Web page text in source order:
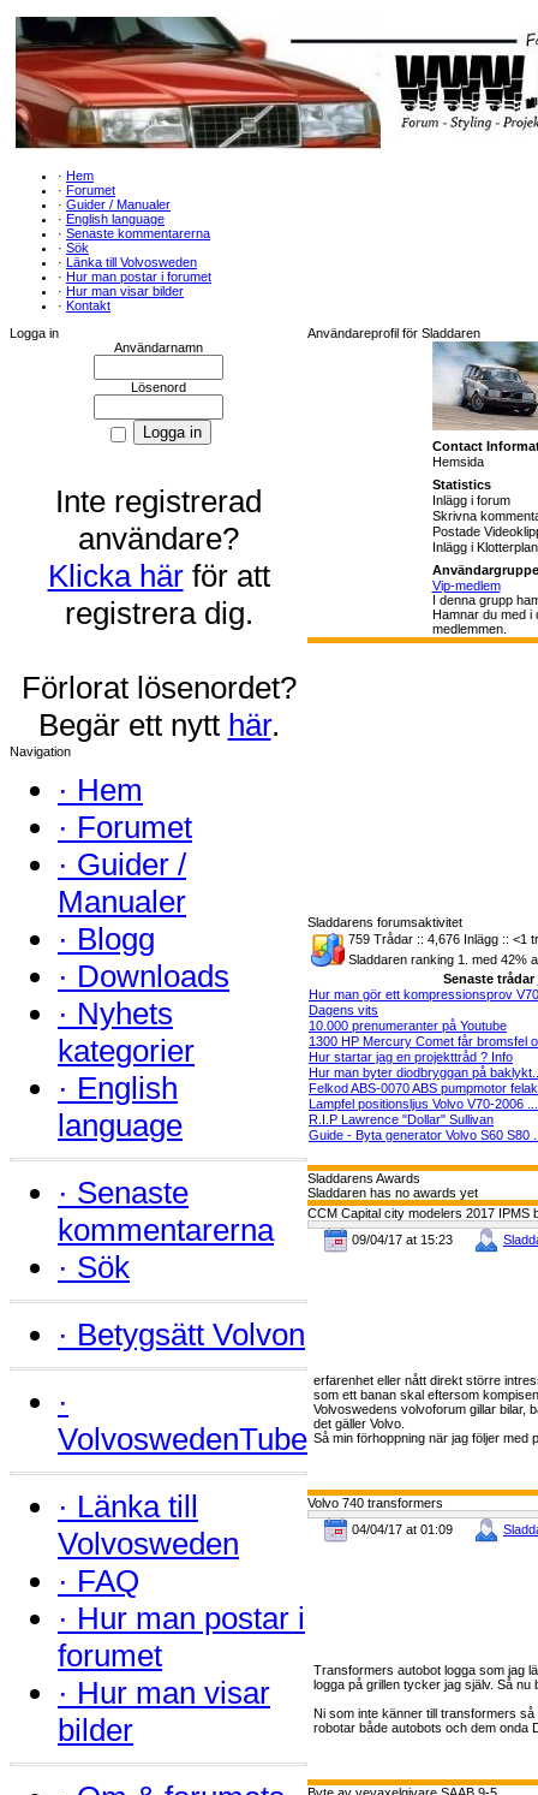
· Hem
· Forumet
· Guider / Manualer
· English language
· Senaste kommentarerna
· Sök
· Länka till Volvosweden
· Hur man postar i forumet
· Hur man visar bilder
· Kontakt
Logga in
Användarnamn
Lösenord
Inte registrerad
användare?
Klicka härför att
registrera dig.
Förlorat lösenordet?
Begär ett nytt här.
Navigation
· Hem
· Forumet
· Guider /
Manualer
· Blogg
· Downloads
· Nyhets
kategorier
· English
language
· Senaste
kommentarerna
· Sök
· Betygsätt Volvon
·
VolvoswedenTube
· Länka till
Volvosweden
· FAQ
· Hur man postar i
forumet
· Hur man visar
bilder
Användareprofil för Sladdaren
Contact
Hemsida
Statistics
Inlägg i forum
Skrivna
Postade
Inlägg i
Vip-medlem
I denna grupp
Hamnar du med i
medlemmen.
Sladdarens forumsaktivitet
759 Trådar :: 4,676 Inlägg :: <1
Sladdaren ranking 1. med 42%
Senaste trådar
Hur man gör ett kompressionsprov
Dagens vits
10.000 prenumeranter på Youtube
1300 HP Mercury Comet får bromsfel
Hur startar jag en projekttråd ? Info
Hur man byter diodbryggan på
Felkod ABS-0070 ABS pumpmotor
Lampfel positionsljus Volvo V70-2006 ...
R.I.P Lawrence "Dollar" Sullivan
Guide - Byta generator Volvo S60 S80
Sladdarens Awards
Sladdaren has no awards yet
CCM Capital city modelers 2017 IPMS
09/04/17 at 15:23
erfarenhet eller nått direkt större
som ett banan skal eftersom
Volvoswedens volvoforum gillar bilar,
det gäller Volvo.
Så min förhoppning när jag följer
Volvo 740 transformers
04/04/17 at 01:09
Transformers autobot logga som jag
logga på grillen tycker jag själv. Så
Ni som inte känner till transformers
robotar både autobots och dem onda